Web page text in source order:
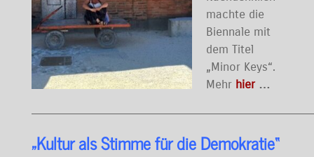
machte die
Biennale mit
dem Titel
„Minor Keys“.
Mehr hier…
„Kultur als Stimme für die Demokratie“